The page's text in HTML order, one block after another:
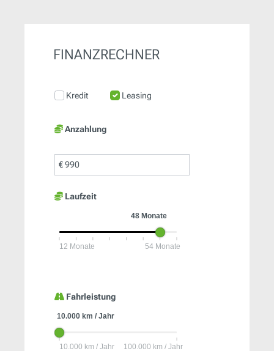
FINANZRECHNER
Kredit Leasing
Anzahlung
€
Laufzeit
Fahrleistung